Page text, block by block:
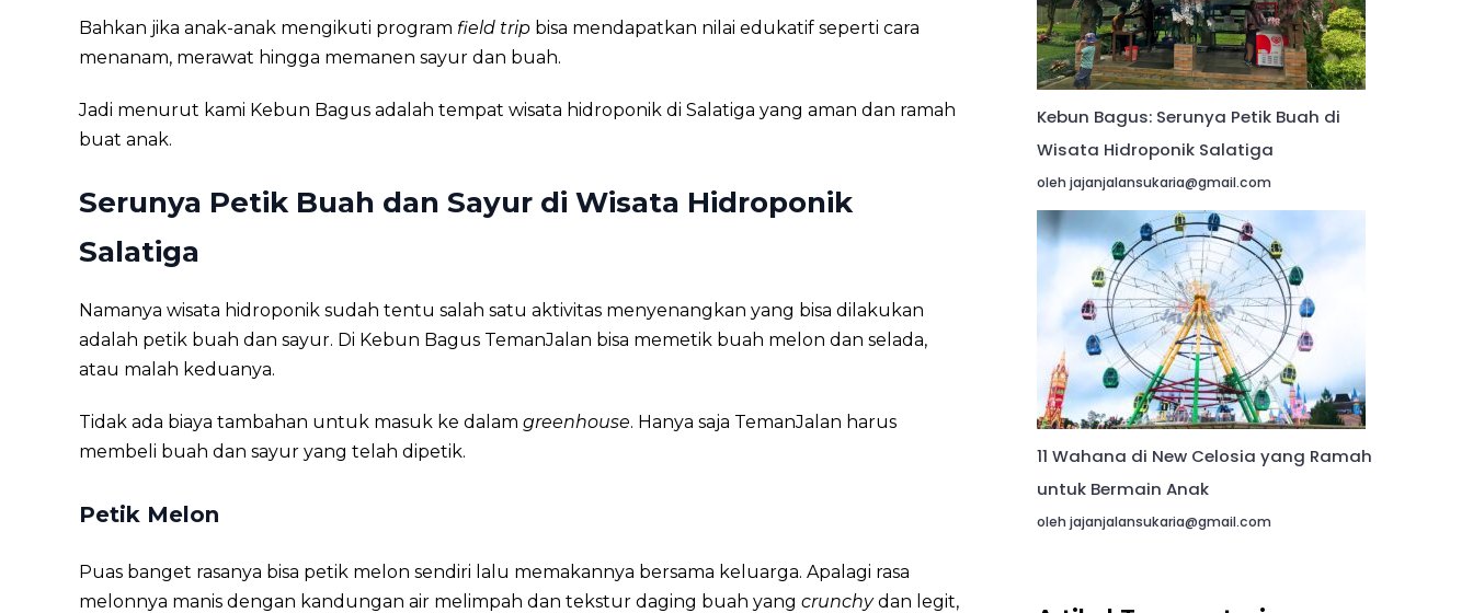
Bahkan jika anak-anak mengikuti program field trip bisa mendapatkan nilai edukatif seperti cara
menanam, merawat hingga memanen sayur dan buah.
Jadi menurut kami Kebun Bagus adalah tempat wisata hidroponik di Salatiga yang aman dan ramah
buat anak.
Serunya Petik Buah dan Sayur di Wisata Hidroponik
Salatiga
Namanya wisata hidroponik sudah tentu salah satu aktivitas menyenangkan yang bisa dilakukan
adalah petik buah dan sayur. Di Kebun Bagus TemanJalan bisa memetik buah melon dan selada,
atau malah keduanya.
Tidak ada biaya tambahan untuk masuk ke dalam greenhouse. Hanya saja TemanJalan harus
membeli buah dan sayur yang telah dipetik.
Petik Melon
Puas banget rasanya bisa petik melon sendiri lalu memakannya bersama keluarga. Apalagi rasa
melonnya manis dengan kandungan air melimpah dan tekstur daging buah yang crunchydan legit,
Kebun Bagus: Serunya Petik Buah di
Wisata Hidroponik Salatiga
oleh jajanjalansukaria@gmail.com
11 Wahana di New Celosia yang Ramah
untuk Bermain Anak
oleh jajanjalansukaria@gmail.com